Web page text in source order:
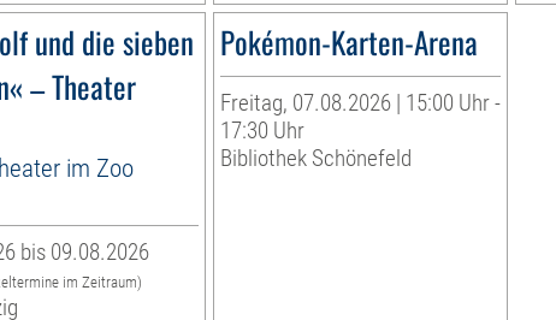
und die sieben
– Theater
im Zoo
bis 09.08.2026
im Zeitraum)
Pokémon-Karten-Arena
Freitag, 07.08.2026 | 15:00 Uhr -
17:30 Uhr
Bibliothek Schönefeld